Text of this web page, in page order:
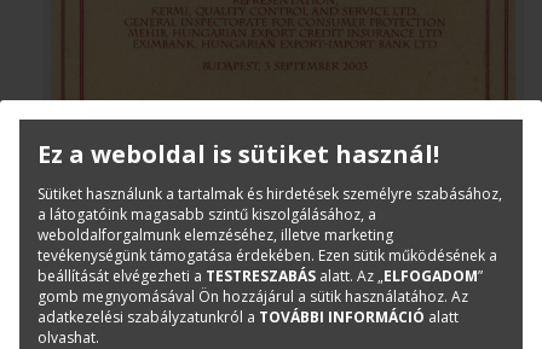
Ez a weboldal is sütiket használ!
Sütiket használunk a tartalmak és hirdetések személyre szabásához,
a látogatóink magasabb szintű kiszolgálásához, a
weboldalforgalmunk elemzéséhez, illetve marketing
tevékenységünk támogatása érdekében. Ezen sütik működésének a
beállítását elvégezheti a TESTRESZABÁS alatt. Az „ELFOGADOM”
gomb megnyomásával Ön hozzájárul a sütik használatához. Az
adatkezelési szabályzatunkról a TOVÁBBI INFORMÁCIÓ alatt
olvashat.